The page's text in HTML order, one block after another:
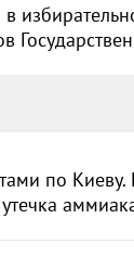
по Киеву.